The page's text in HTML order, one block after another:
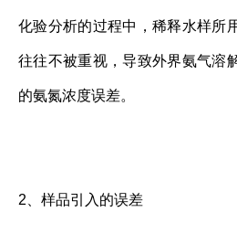
化验分析的过程中，稀释水样所
往往不被重视，导致外界氨气溶
的氨氮浓度误差。
2、样品引入的误差